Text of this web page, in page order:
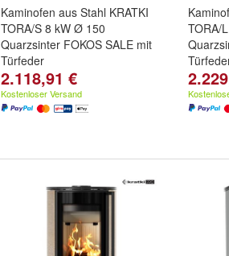
Kaminofen aus Stahl KRATKI
TORA/S 8 kW Ø 150
Quarzsinter FOKOS SALE mit
Türfeder
2.118,91 €
Kostenloser Versand
TORA/